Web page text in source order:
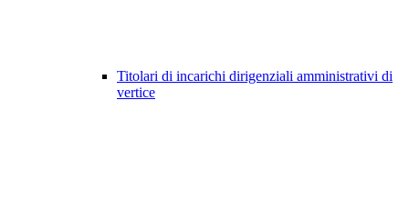
Titolari di incarichi dirigenziali amministrativi di
vertice